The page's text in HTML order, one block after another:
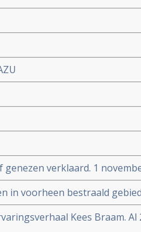
genezen verklaard. 1
in voorheen bestraald
Kees Braam.